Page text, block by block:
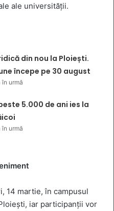
ale universității.
din nou la Ploiești.
începe pe 30 august
în urmă
5.000 de ani ies la
în urmă
14 martie, în campusul
iar participanții vor